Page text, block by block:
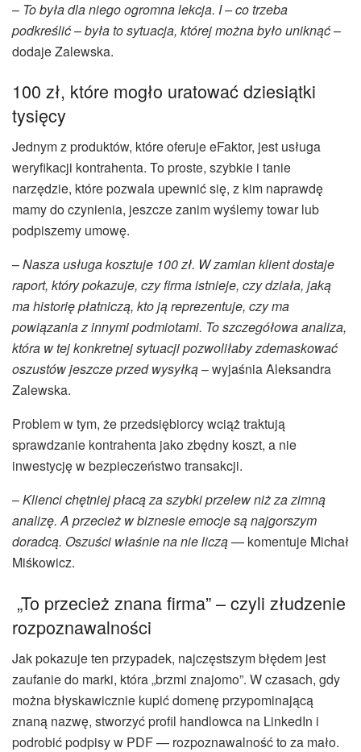
– To była dla niego ogromna lekcja. I – co trzeba
podkreślić – była to sytuacja, której można było uniknąć–
dodaje Zalewska.
100 zł, które mogło uratować dziesiątki
tysięcy
Jednym z produktów, które oferuje eFaktor, jest usługa
weryfikacji kontrahenta. To proste, szybkie i tanie
narzędzie, które pozwala upewnić się, z kim naprawdę
mamy do czynienia, jeszcze zanim wyślemy towar lub
podpiszemy umowę.
–Nasza usługa kosztuje 100 zł. W zamian klient dostaje
raport, który pokazuje, czy firma istnieje, czy działa, jaką
ma historię płatniczą, kto ją reprezentuje, czy ma
powiązania z innymi podmiotami. To szczegółowa analiza,
która w tej konkretnej sytuacji pozwoliłaby zdemaskować
oszustów jeszcze przed wysyłką– wyjaśnia Aleksandra
Zalewska.
Problem w tym, że przedsiębiorcy wciąż traktują
sprawdzanie kontrahenta jako zbędny koszt, a nie
inwestycję w bezpieczeństwo transakcji.
–Klienci chętniej płacą za szybki przelew niż za zimną
analizę. A przecież w biznesie emocje są najgorszym
doradcą. Oszuści właśnie na nie liczą— komentuje Michał
Miśkowicz.
„To przecież znana firma” – czyli złudzenie
rozpoznawalności
Jak pokazuje ten przypadek, najczęstszym błędem jest
zaufanie do marki, która „brzmi znajomo”. W czasach, gdy
można błyskawicznie kupić domenę przypominającą
znaną nazwę, stworzyć profil handlowca na LinkedIn i
podrobić podpisy w PDF — rozpoznawalność to za mało.